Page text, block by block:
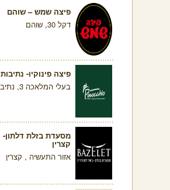
פיצה שמש – שוהם
דקל 30, שוהם
פיצה פינוקיו- נתיבות
בעלי המלאכה 3, נתיבות
מסעדת בזלת דלתון-
קצרין
אזור התעשיה , קצרין